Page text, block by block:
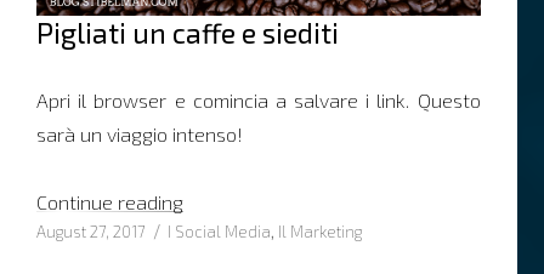
Pigliati un caffe e siediti
Apri il browser e comincia a salvare i link. Questo
sarà un viaggio intenso!
Continue reading“Quale dovrebbe essere la tua routine
Posted
August 27, 2017 Categories
I Social Media, Il Marketing